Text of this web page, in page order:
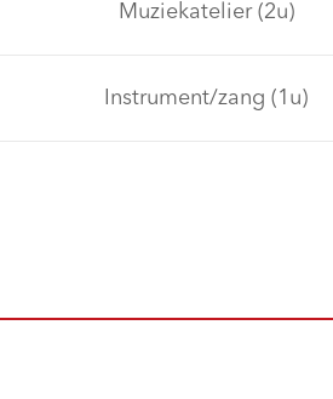
Muziekatelier (2u)
Instrument/zang (1u)